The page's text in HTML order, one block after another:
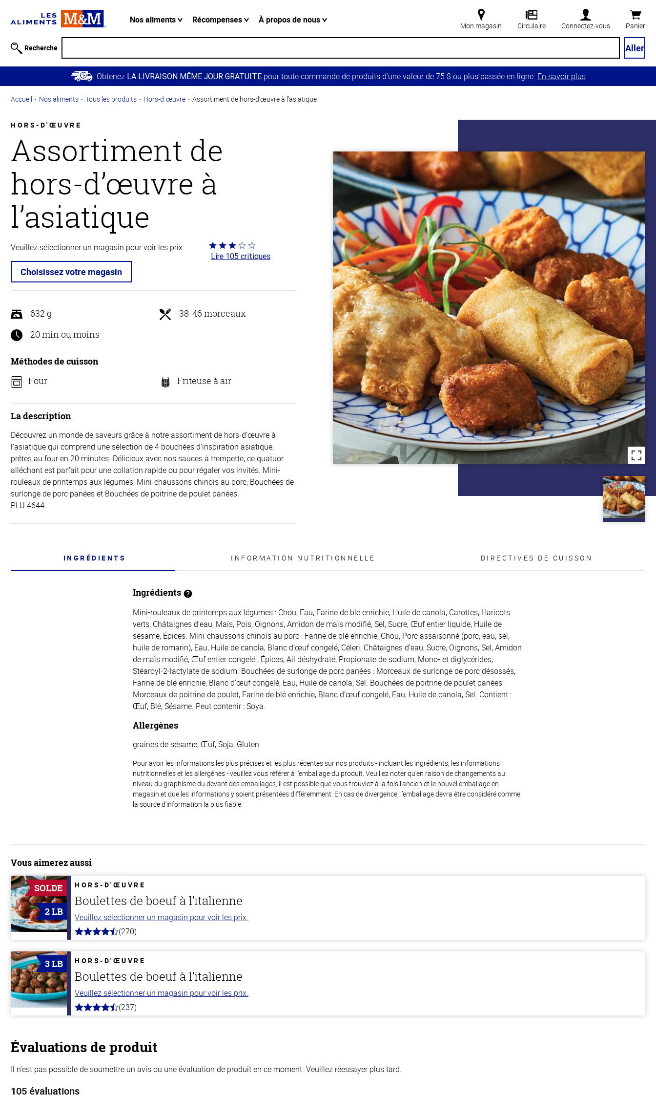
relative à
Passer
contenu
Retour à
principale
Nos aliments Récompenses À propos de nous
Mon magasin Circulaire Connectez-vous Panier
Recherche Aller
Obtenez LA LIVRAISON MÊME JOUR GRATUITEpour toute commande de produits d’une valeur de 75 $ ou plus passée en ligne. En savoir plus
Accueil Nos aliments Tous les produits Hors-d`œuvre Assortiment de hors-d’œuvre à l’asiatique
HORS-D'ŒUVRE
Assortiment de
hors-d’œuvre à
l’asiatique
Veuillez sélectionner un magasin pour voir les prix.
Choisissez votre magasin
Coté
2.9 sur
Lire 105 critiques
632 g
38-46 morceaux
20 min ou moins
Méthodes de cuisson
Four
Friteuse à air
La description
Découvrez un monde de saveurs grâce à notre assortiment de hors-d’œuvre à
l’asiatique qui comprend une sélection de 4 bouchées d’inspiration asiatique,
prêtes au four en 20 minutes. Délicieux avec nos sauces à trempette, ce quatuor
alléchant est parfait pour une collation rapide ou pour régaler vos invités. Mini-
rouleaux de printemps aux légumes, Mini-chaussons chinois au porc, Bouchées de
surlonge de porc panées et Bouchées de poitrine de poulet panées.
PLU 4644
INGRÉDIENTS INFORMATION NUTRITIONNELLE DIRECTIVES DE CUISSON
Ingrédients
Mini-rouleaux de printemps aux légumes : Chou, Eau, Farine de blé enrichie, Huile de canola, Carottes, Haricots
verts, Châtaignes d’eau, Maïs, Pois, Oignons, Amidon de maïs modifié, Sel, Sucre, Œuf entier liquide, Huile de
sésame, Épices. Mini-chaussons chinois au porc : Farine de blé enrichie, Chou, Porc assaisonné (porc, eau, sel,
huile de romarin), Eau, Huile de canola, Blanc d’œuf congelé, Céleri, Châtaignes d’eau, Sucre, Oignons, Sel, Amidon
de maïs modifié, Œuf entier congelé , Épices, Ail déshydraté, Propionate de sodium, Mono- et diglycérides,
Stéaroyl-2-lactylate de sodium. Bouchées de surlonge de porc panées : Morceaux de surlonge de porc désossés,
Farine de blé enrichie, Blanc d’œuf congelé, Eau, Huile de canola, Sel. Bouchées de poitrine de poulet panées :
Morceaux de poitrine de poulet, Farine de blé enrichie, Blanc d’œuf congelé, Eau, Huile de canola, Sel. Contient :
Œuf, Blé, Sésame. Peut contenir : Soya.
Allergènes
graines de sésame, Œuf, Soja, Gluten
Pour avoir les informations les plus précises et les plus récentes sur nos produits - incluant les ingrédients, les informations
nutritionnelles et les allergènes - veuillez vous référer à l’emballage du produit. Veuillez noter qu’en raison de changements au
niveau du graphisme du devant des emballages, il est possible que vous trouviez à la fois l’ancien et le nouvel emballage en
magasin et que les informations y soient présentées différemment. En cas de divergence, l’emballage devra être considéré comme
la source d'information la plus fiable.
Vous aimerez aussi
SOLDE
2 LB
HORS-D'ŒUVRE
Boulettes de boeuf à l’italienne
Veuillez sélectionner un magasin pour voir les prix.
4.5
5
stars
(270)
3 LB HORS-D'ŒUVRE
Boulettes de boeuf à l’italienne
Veuillez sélectionner un magasin pour voir les prix.
4.6
(237)
Évaluations de produit
Il n’est pas possible de soumettre un avis ou une évaluation de produit en ce moment. Veuillez réessayer plus tard.
105 évaluations